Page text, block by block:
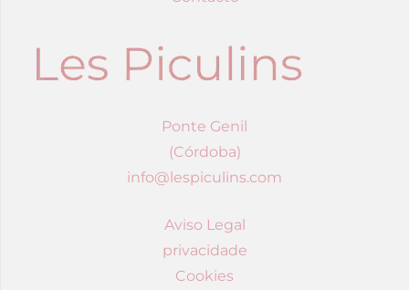
Ponte Genil
(Córdoba)
info@lespiculins.com
Aviso Legal
privacidade
Cookies